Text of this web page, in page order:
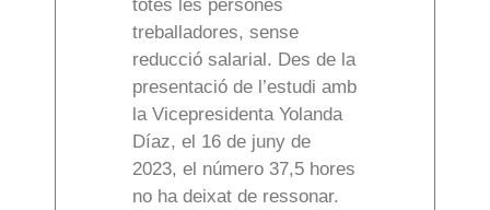
totes les persones
treballadores, sense
reducció salarial. Des de la
presentació de l’estudi amb
la Vicepresidenta Yolanda
Díaz, el 16 de juny de
2023, el número 37,5 hores
no ha deixat de ressonar.